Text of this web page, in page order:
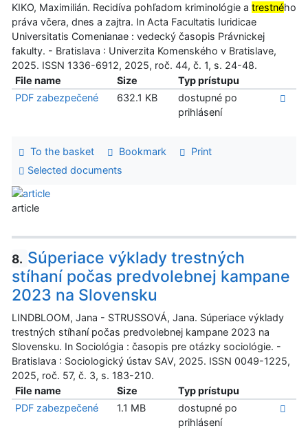
KIKO, Maximilián. Recidíva pohľadom kriminológie a trestného
práva včera, dnes a zajtra. In Acta Facultatis Iuridicae
Universitatis Comenianae : vedecký časopis Právnickej
fakulty. - Bratislava : Univerzita Komenského v Bratislave,
2025. ISSN 1336-6912, 2025, roč. 44, č. 1, s. 24-48.
File name
Size
Typ prístupu
PDF zabezpečené
632.1 KB
dostupné po
prihlásení
To the basket Bookmark
Print
Selected documents
article
8. Súperiace výklady trestných
stíhaní počas predvolebnej kampane
2023 na Slovensku
LINDBLOOM, Jana - STRUSSOVÁ, Jana. Súperiace výklady
trestných stíhaní počas predvolebnej kampane 2023 na
Slovensku. In Sociológia : časopis pre otázky sociológie. -
Bratislava : Sociologický ústav SAV, 2025. ISSN 0049-1225,
2025, roč. 57, č. 3, s. 183-210.
File name
Size
Typ prístupu
PDF zabezpečené
1.1 MB
dostupné po
prihlásení